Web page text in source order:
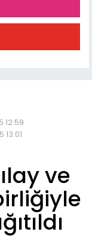
12:59
ve